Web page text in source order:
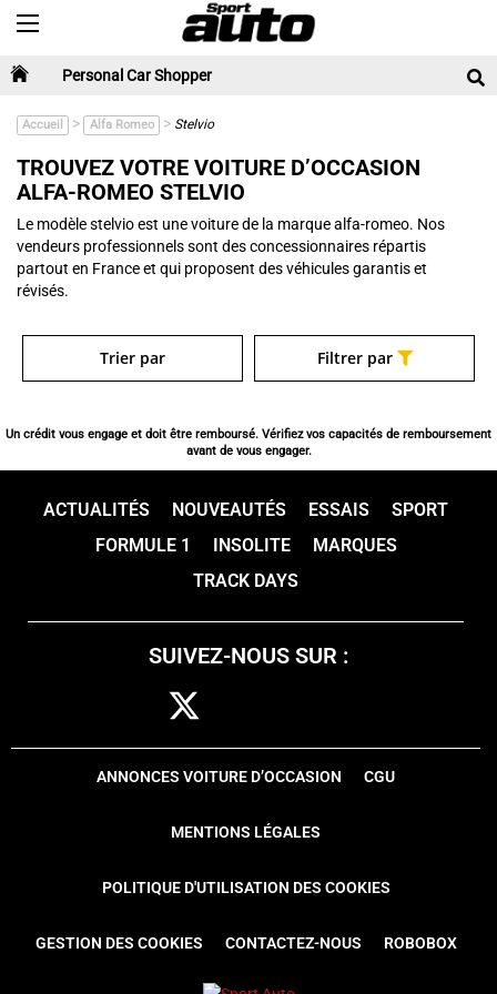
Toggle navigation
Personal Car Shopper
Accueil > Alfa Romeo > Stelvio
TROUVEZ VOTRE VOITURE D’OCCASION
ALFA-ROMEO STELVIO
Le modèle stelvio est une voiture de la marque alfa-romeo. Nos
vendeurs professionnels sont des concessionnaires répartis
partout en France et qui proposent des véhicules garantis et
révisés.
Trier par Filtrer par
Un crédit vous engage et doit être remboursé. Vérifiez vos capacités de remboursement
avant de vous engager.
ACTUALITÉS NOUVEAUTÉS ESSAIS
SPORT
FORMULE 1
INSOLITE
MARQUES
TRACK DAYS
SUIVEZ-NOUS SUR :
ANNONCES VOITURE D’OCCASION CGU
MENTIONS LÉGALES
POLITIQUE D'UTILISATION DES COOKIES
GESTION DES COOKIES CONTACTEZ-NOUS ROBOBOX